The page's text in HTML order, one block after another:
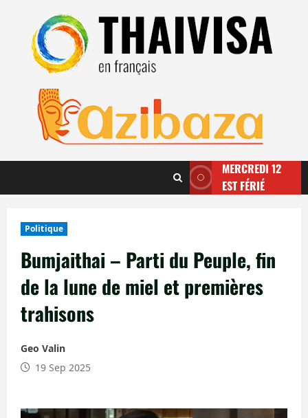
contenu
MERCREDI 12
EST FÉRIÉ
Politique
Bumjaithai – Parti du Peuple, fin
de la lune de miel et premières
trahisons
Geo Valin
19 Sep 2025